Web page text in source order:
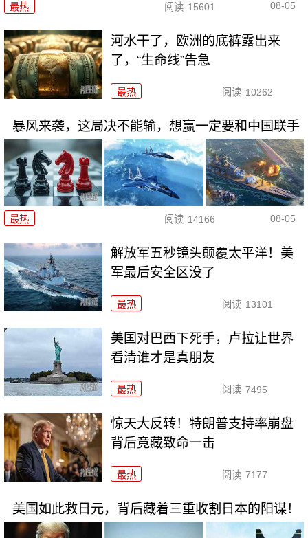
最热 阅读 15601 08-05
河水干了，欧洲的底裤露出来
了，“生命线”告急
最热 阅读 10262
暴风来袭，这局决不能输，想赢一定要和中国联手
最热 阅读 14166 08-05
解放军五秒镜头颠覆太平洋！美
军最后安全区没了
最热 阅读 13101
美国对巴西下死手，卢拉让世界
看清谁才是真朋友
最热 阅读 7495
惊天大反转！特朗普支持率崩盘
背后竟藏致命一击
最热 阅读 7177
美国如此救日元，背后藏着三重收割日本的阳谋！